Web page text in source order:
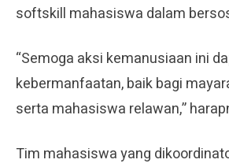
softskill mahasiswa dalam
“Semoga aksi kemanusiaan ini
kebermanfaatan, baik bagi
serta mahasiswa relawan,”
Tim mahasiswa yang